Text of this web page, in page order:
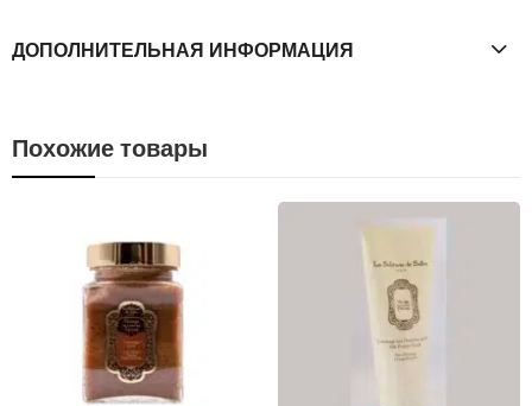
ДОПОЛНИТЕЛЬНАЯ ИНФОРМАЦИЯ
Похожие товары